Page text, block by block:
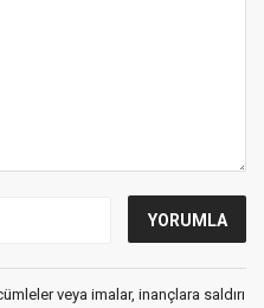
veya imalar, inançlara saldırı